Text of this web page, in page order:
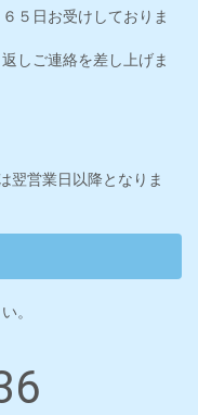
５日お受けしておりま
しご連絡を差し上げま
翌営業日以降となりま
。